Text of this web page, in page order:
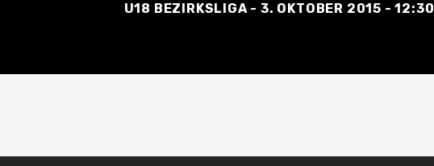
U18 BEZIRKSLIGA - 3. OKTOBER 2015 - 12:30